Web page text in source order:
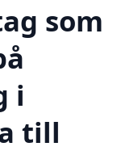
som
i
till